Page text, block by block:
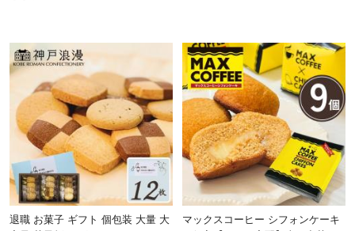
退職 お菓子 ギフト 個包装 大量 大
マックスコーヒー シフォンケーキ